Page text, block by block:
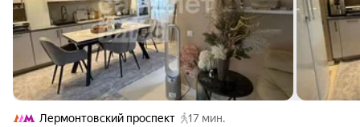
Лермонтовский проспект
17 мин.